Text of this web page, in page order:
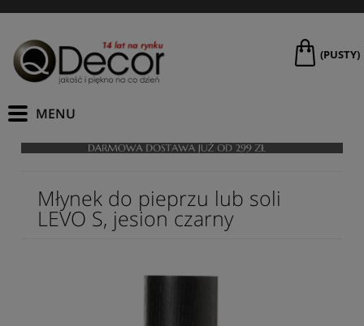
(PUSTY)
Młynek do pieprzu lub soli
LEVO S, jesion czarny